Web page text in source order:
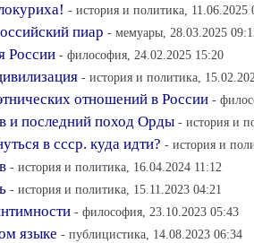
- история и политика, 11.06.2025
пиар - мемуары, 28.03.2025
России - философия, 24.02.2025 15:20
- история и политика,
отношений в России -
и последний поход Орды - история и
в ссср. куда идти? - история и
- история и политика, 16.04.2024 11:12
- история и политика, 15.11.2023 04:21
- философия, 23.10.2023 05:43
языке - публицистика, 14.08.2023 06:34